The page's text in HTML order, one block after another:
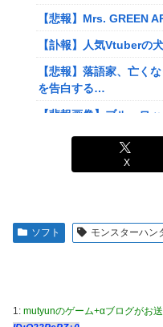
【悲報】若者「転勤と
める
病気でウィッグと知っ
暴言を吐く会社男たち
で減給の地獄を見るこ
ら欠如してる
イトで見るな！」と絡
たらキョドって別車両
専業主婦の私に毎日暴
培った声色チェンジで
てドス声で脅した結果←
を告白する…
【悲報】Mrs. GREEN
【訃報】人気Vtuberの
【悲報】落語家、亡く
を告白する…
【悲報画像】ブルーロ
息子のオ●ニーを発見し
しまう…
【動画】女子「勃って
佐々木舞音アナ 短パン
年竣工と公示！
X
ソフト モンスターハン
1: mutyunのゲーム+αブログがお送